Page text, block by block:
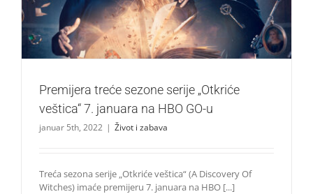
Život i zabava
Premijera treće sezone serije „Otkriće
veštica“ 7. januara na HBO GO-u
januar 5th, 2022 | Život i zabava
Treća sezona serije „Otkriće veštica“ (A Discovery Of
Witches) imaće premijeru 7. januara na HBO [...]